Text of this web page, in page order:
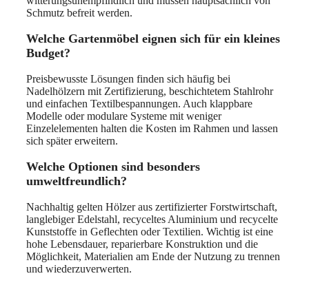
Schmutz befreit werden.
Welche Gartenmöbel eignen sich für ein kleines
Budget?
Preisbewusste Lösungen finden sich häufig bei
Nadelhölzern mit Zertifizierung, beschichtetem Stahlrohr
und einfachen Textilbespannungen. Auch klappbare
Modelle oder modulare Systeme mit weniger
Einzelelementen halten die Kosten im Rahmen und lassen
sich später erweitern.
Welche Optionen sind besonders
umweltfreundlich?
Nachhaltig gelten Hölzer aus zertifizierter Forstwirtschaft,
langlebiger Edelstahl, recyceltes Aluminium und recycelte
Kunststoffe in Geflechten oder Textilien. Wichtig ist eine
hohe Lebensdauer, reparierbare Konstruktion und die
Möglichkeit, Materialien am Ende der Nutzung zu trennen
und wiederzuverwerten.